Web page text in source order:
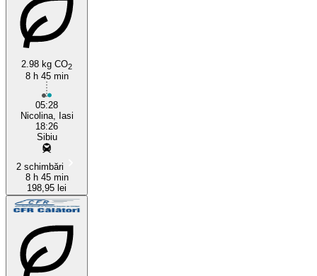
2.98 kg CO2
8 h 45 min
05:28
Nicolina, Iasi
18:26
Sibiu
2 schimbări
8 h 45 min
198,95 lei